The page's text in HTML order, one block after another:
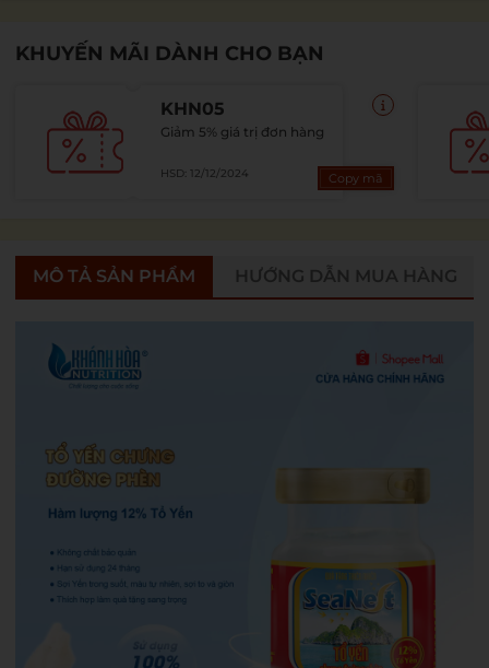
KHUYẾN MÃI DÀNH CHO BẠN
KHN05
Giảm 5% giá trị đơn hàng
HSD: 12/12/2024 Copy mã
MÔ TẢ SẢN PHẨM HƯỚNG DẪN MUA HÀNG